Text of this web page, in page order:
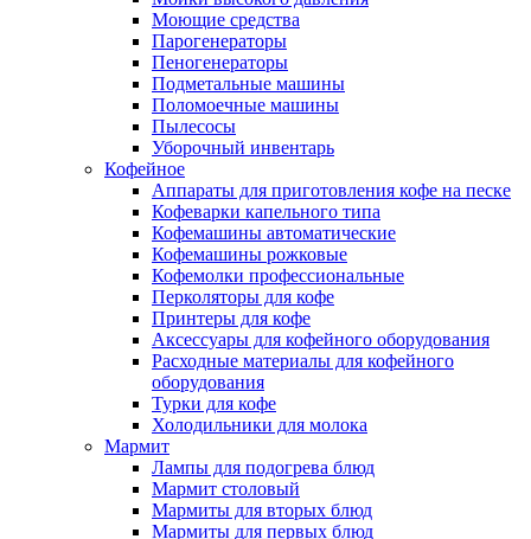
Моющие средства
Парогенераторы
Пеногенераторы
Подметальные машины
Поломоечные машины
Пылесосы
Уборочный инвентарь
Кофейное
Аппараты для приготовления кофе на песке
Кофеварки капельного типа
Кофемашины автоматические
Кофемашины рожковые
Кофемолки профессиональные
Перколяторы для кофе
Принтеры для кофе
Аксессуары для кофейного оборудования
Расходные материалы для кофейного
оборудования
Турки для кофе
Холодильники для молока
Мармит
Лампы для подогрева блюд
Мармит столовый
Мармиты для вторых блюд
Мармиты для первых блюд